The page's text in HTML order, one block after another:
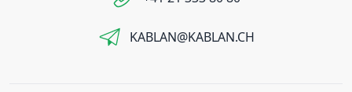
KABLAN@KABLAN.CH